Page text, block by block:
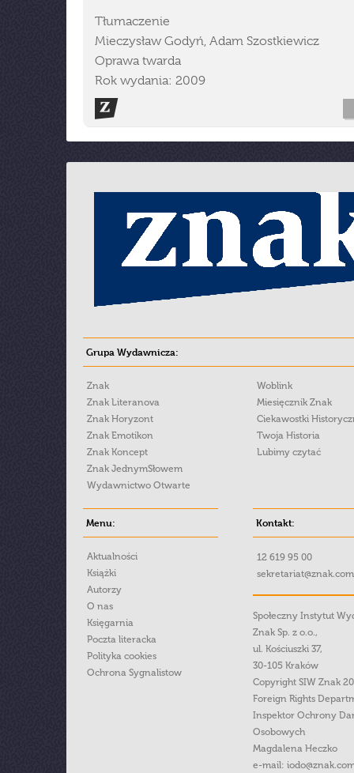
Tłumaczenie
Mieczysław Godyń, Adam Szostkiewicz
Oprawa twarda
Rok wydania: 2009
Grupa Wydawnicza:
Znak
Znak Literanova
Znak Horyzont
Znak Emotikon
Znak Koncept
Znak JednymSłowem
Wydawnictwo Otwarte
Woblink
Miesięcznik Znak
Ciekawostki
Twoja Historia
Lubimy czytać
Menu:
Aktualności
Książki
Autorzy
O nas
Księgarnia
Poczta literacka
Polityka cookies
Ochrona Sygnalistow
Kontakt:
12 619 95 00
Społeczny Instytut
Znak Sp. z o.o.,
ul. Kościuszki 37,
30-105 Kraków
Copyright SIW Znak
Foreign Rights
Inspektor Ochrony
Osobowych
Magdalena Heczko
e-mail: